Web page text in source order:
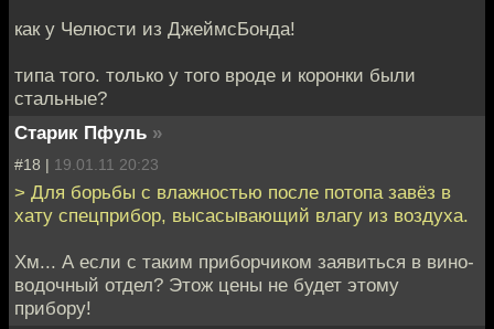
как у Челюсти из ДжеймсБонда!
типа того. только у того вроде и коронки были
стальные?
Старик Пфуль »
#18 | 19.01.11 20:23
> Для борьбы с влажностью после потопа завёз в
хату спецприбор, высасывающий влагу из воздуха.
Хм... А если с таким приборчиком заявиться в вино-
водочный отдел? Этож цены не будет этому
прибору!